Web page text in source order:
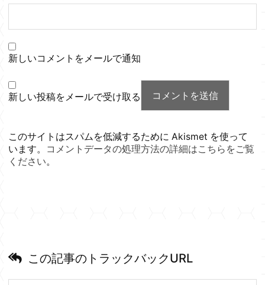
新しいコメントをメールで通知
新しい投稿をメールで受け取る
このサイトはスパムを低減するために Akismet を使って
います。
コメントデータの処理方法の詳細はこちらをご覧
ください。
この記事のトラックバックURL